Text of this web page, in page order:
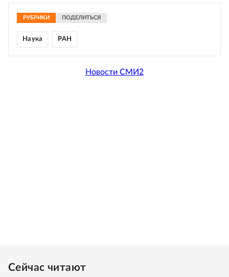
РУБРИКИ ПОДЕЛИТЬСЯ
Наука РАН
Новости СМИ2
Сейчас читают